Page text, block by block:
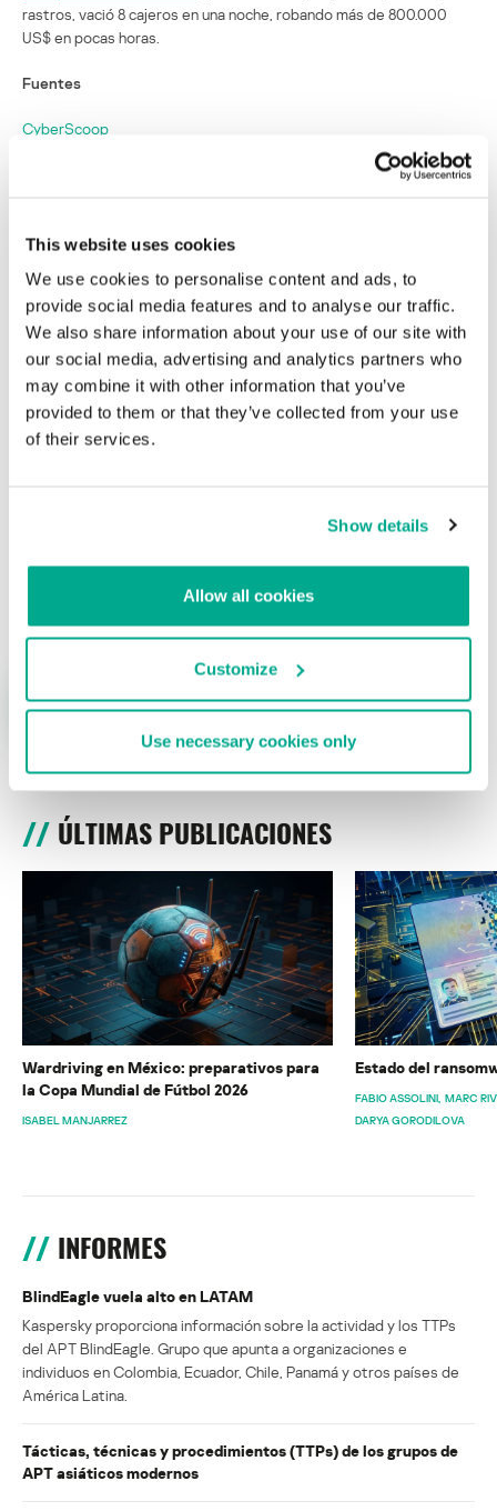
This website uses cookies
We use cookies to personalise content and ads, to
provide social media features and to analyse our traffic.
We also share information about your use of our site with
our social media, advertising and analytics partners who
may combine it with other information that you’ve
provided to them or that they’ve collected from your use
of their services.
Show details
Allow all cookies
Customize
Use necessary cookies only
rastros, vació 8 cajeros en una noche, robando más de 800.000
US$ en pocas horas.
Fuentes
CyberScoop
Israel acusa a hackers iraníes de haber
utilizado un programa invisible para atacar
sus agencias e instituciones
Su dirección de correo electrónico no será publicada.
campos obligatorios están marcados con *
ÚLTIMAS PUBLICACIONES
Wardriving en México: preparativos para
la Copa Mundial de Fútbol 2026
ISABEL MANJARREZ
Estado del
FABIO ASSOLINI MARC
DARYA GORODILOVA
INFORMES
BlindEagle vuela alto en LATAM
Kaspersky proporciona información sobre la actividad y los TTPs
del APT BlindEagle. Grupo que apunta a organizaciones e
individuos en Colombia, Ecuador, Chile, Panamá y otros países de
América Latina.
Tácticas, técnicas y procedimientos (TTPs) de los grupos de
APT asiáticos modernos